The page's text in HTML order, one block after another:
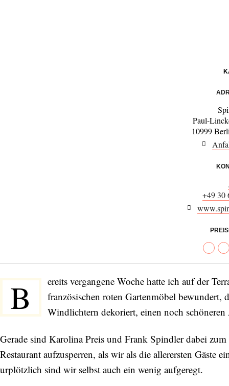
Paul-
10999
+49 30
B
ereits vergangene Woche hatte ich auf der
französischen roten Gartenmöbel
Windlichtern dekoriert, einen noch
Gerade sind Karolina Preis und Frank Spindler dabei
Restaurant aufzusperren, als wir als die allerersten Gäste
urplötzlich sind wir selbst auch ein wenig aufgeregt.